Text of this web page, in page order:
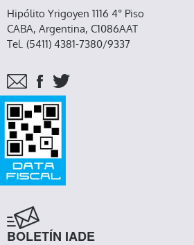
Hipólito Yrigoyen 1116 4° Piso
CABA, Argentina, C1086AAT
Tel. (5411) 4381-7380/9337
BOLETÍN IADE